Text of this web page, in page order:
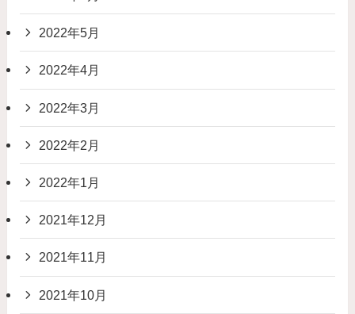
2022年5月
2022年4月
2022年3月
2022年2月
2022年1月
2021年12月
2021年11月
2021年10月